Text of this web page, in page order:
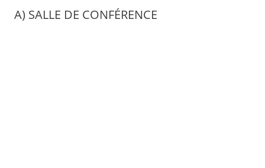
A) SALLE DE CONFÉRENCE